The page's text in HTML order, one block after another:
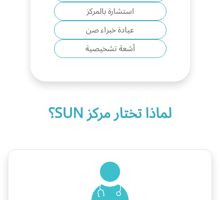
استشارة بالمركز
عيادة خبراء صن
أشعة تشخيصية
لماذا تختار مركز SUN؟